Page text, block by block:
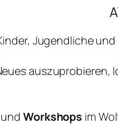
Jugendliche
undWorkshops im